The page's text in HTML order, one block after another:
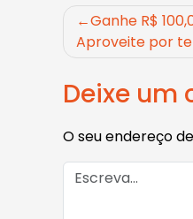
de
Post
Ganhe R$
Aproveite por
Deixe um
O seu endereço